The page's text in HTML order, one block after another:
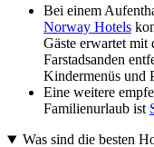
Bei einem
Norway Hotels
Gäste erwartet mit
Farstadsanden
Kindermenüs und
Eine weitere
Familienurlaub ist
Was sind die besten